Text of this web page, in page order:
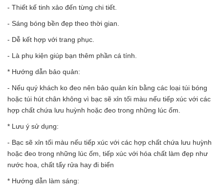
- Thiết kế tinh xảo đến từng chi tiết.
- Sáng bóng bền đẹp theo thời gian.
- Dễ kết hợp với trang phục.
- Là phụ kiện giúp bạn thêm phần cá tính.
* Hướng dẫn bảo quản:
- Nếu quý khách ko đeo nên bảo quản kín bằng các loại túi bóng
hoặc túi hút chân không vì bạc sẽ xỉn tối màu nếu tiếp xúc với các
hợp chất chứa lưu huỳnh hoặc đeo trong những lúc ốm.
* Lưu ý sử dụng:
- Bạc sẽ xỉn tối màu nếu tiếp xúc với các hợp chất chứa lưu huỳnh
hoặc đeo trong những lúc ốm, tiếp xúc với hóa chất làm đẹp như
nước hoa, chất tẩy rửa hay đi biển
* Hướng dẫn làm sáng: